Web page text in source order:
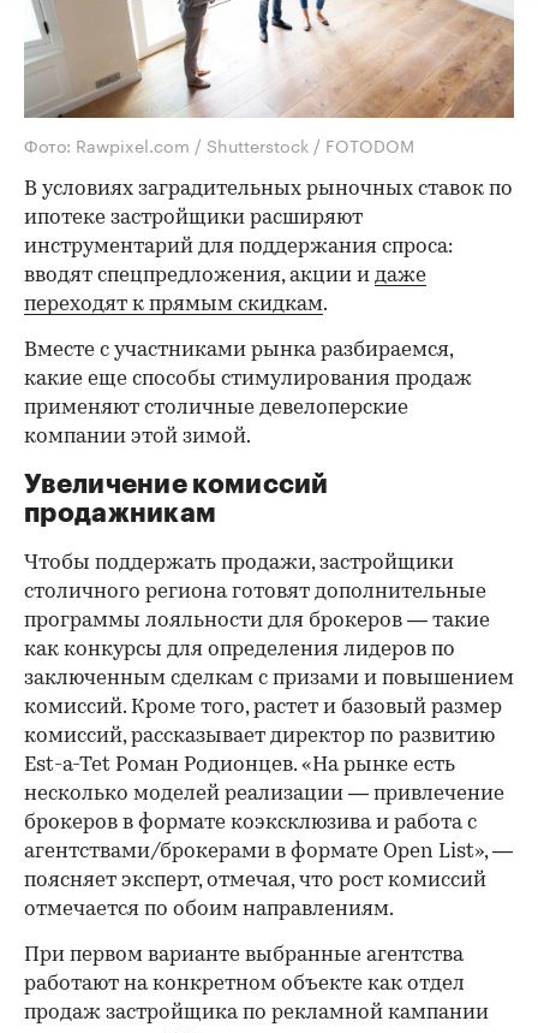
Фото: Rawpixel.com / Shutterstock / FOTODOM
В условиях заградительных рыночных ставок по
ипотеке застройщики расширяют
инструментарий для поддержания спроса:
вводят спецпредложения, акции и даже
переходят к прямым скидкам.
Вместе с участниками рынка разбираемся,
какие еще способы стимулирования продаж
применяют столичные девелоперские
компании этой зимой.
Увеличение комиссий
продажникам
00:00 / 00:00
Чтобы поддержать продажи, застройщики
столичного региона готовят дополнительные
программы лояльности для брокеров — такие
как конкурсы для определения лидеров по
заключенным сделкам с призами и повышением
комиссий. Кроме того, растет и базовый размер
комиссий, рассказывает директор по развитию
Est-a-Tet Роман Родионцев. «На рынке есть
несколько моделей реализации — привлечение
брокеров в формате коэксклюзива и работа с
агентствами/брокерами в формате Open List», —
поясняет эксперт, отмечая, что рост комиссий
отмечается по обоим направлениям.
При первом варианте выбранные агентства
работают на конкретном объекте как отдел
продаж застройщика по рекламной кампании